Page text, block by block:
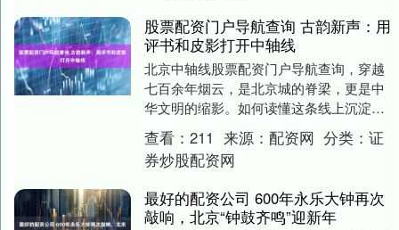
股票配资门户导航查询 古韵新声：用
评书和皮影打开中轴线
北京中轴线股票配资门户导航查询，穿越
七百余年烟云，是北京城的脊梁，更是中
华文明的缩影。如何读懂这条线上沉淀的
厚重历史与璀璨文化？我们尝试用一种最
富中国韵味的形式....
查看： 211 来源： 配资网 分类：证
券炒股配资网
最好的配资公司 600年永乐大钟再次
敲响，北京“钟鼓齐鸣”迎新年